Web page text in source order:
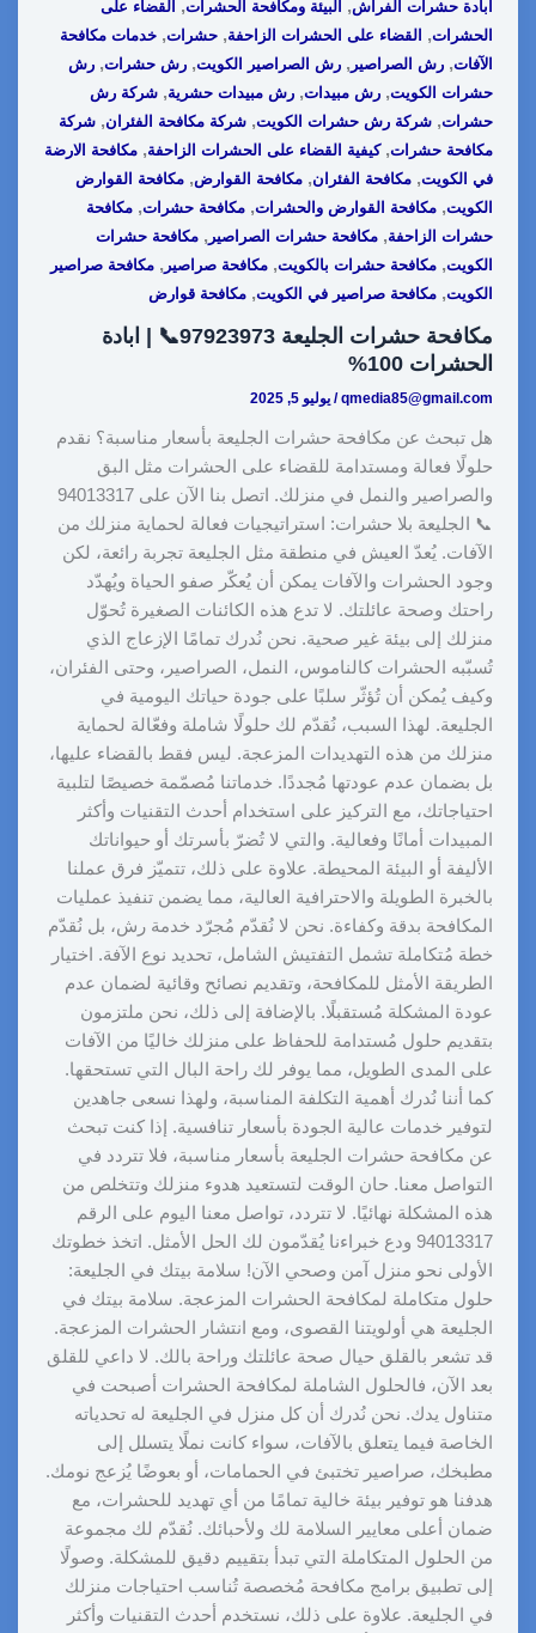
b
o
o
k
s
A
p
p
e
r
e
s
t
i
t
e
d
I
n
L
i
n
k
e
ابادة حشرات الفراش, البيئة ومكافحة الحشرات, القضاء على
الحشرات, القضاء على الحشرات الزاحفة,حشرات,خدمات مكافحة
الآفات,رش الصراصير ,رش الصراصير الكويت,رش حشرات,رش
حشرات الكويت,رش مبيدات,رش مبيدات حشرية,شركة رش
حشرات,شركة رش حشرات الكويت,شركة مكافحة الفئران,شركة
مكافحة حشرات,كيفية القضاء على الحشرات الزاحفة,مكافحة الارضة
في الكويت,مكافحة الفئران,مكافحة القوارض,مكافحة القوارض
الكويت,مكافحة القوارض والحشرات,مكافحة حشرات,مكافحة
حشرات الزاحفة,مكافحة حشرات الصراصير ,مكافحة حشرات
الكويت,مكافحة حشرات بالكويت,مكافحة صراصير ,مكافحة صراصير
الكويت,مكافحة صراصير في الكويت,مكافحة قوارض
مكافحة حشرات الجليعة 97923973📞 | ابادة
الحشرات 100%
qmedia85@gmail.com
/يوليو 5, 2025
هل تبحث عن مكافحة حشرات الجليعة بأسعار مناسبة؟ نقدم
حلولًا فعالة ومستدامة للقضاء على الحشرات مثل البق
والصراصير والنمل في منزلك. اتصل بنا الآن على 94013317
📞 الجليعة بلا حشرات: استراتيجيات فعالة لحماية منزلك من
الآفات. يُعدّ العيش في منطقة مثل الجليعة تجربة رائعة، لكن
وجود الحشرات والآفات يمكن أن يُعكّر صفو الحياة ويُهدّد
راحتك وصحة عائلتك. لا تدع هذه الكائنات الصغيرة تُحوّل
منزلك إلى بيئة غير صحية. نحن نُدرك تمامًا الإزعاج الذي
تُسبّبه الحشرات كالناموس، النمل، الصراصير، وحتى الفئران،
وكيف يُمكن أن تُؤثّر سلبًا على جودة حياتك اليومية في
الجليعة. لهذا السبب، نُقدّم لك حلولًا شاملة وفعّالة لحماية
منزلك من هذه التهديدات المزعجة. ليس فقط بالقضاء عليها،
بل بضمان عدم عودتها مُجددًا. خدماتنا مُصمّمة خصيصًا لتلبية
احتياجاتك، مع التركيز على استخدام أحدث التقنيات وأكثر
المبيدات أمانًا وفعالية. والتي لا تُضرّ بأسرتك أو حيواناتك
الأليفة أو البيئة المحيطة. علاوة على ذلك، تتميّز فرق عملنا
بالخبرة الطويلة والاحترافية العالية، مما يضمن تنفيذ عمليات
المكافحة بدقة وكفاءة. نحن لا نُقدّم مُجرّد خدمة رش، بل نُقدّم
خطة مُتكاملة تشمل التفتيش الشامل، تحديد نوع الآفة. اختيار
الطريقة الأمثل للمكافحة، وتقديم نصائح وقائية لضمان عدم
عودة المشكلة مُستقبلًا. بالإضافة إلى ذلك، نحن ملتزمون
بتقديم حلول مُستدامة للحفاظ على منزلك خاليًا من الآفات
على المدى الطويل، مما يوفر لك راحة البال التي تستحقها.
كما أننا نُدرك أهمية التكلفة المناسبة، ولهذا نسعى جاهدين
لتوفير خدمات عالية الجودة بأسعار تنافسية. إذا كنت تبحث
عن مكافحة حشرات الجليعة بأسعار مناسبة، فلا تتردد في
التواصل معنا. حان الوقت لتستعيد هدوء منزلك وتتخلص من
هذه المشكلة نهائيًا. لا تتردد، تواصل معنا اليوم على الرقم
94013317 ودع خبراءنا يُقدّمون لك الحل الأمثل. اتخذ خطوتك
الأولى نحو منزل آمن وصحي الآن! سلامة بيتك في الجليعة:
حلول متكاملة لمكافحة الحشرات المزعجة. سلامة بيتك في
الجليعة هي أولويتنا القصوى، ومع انتشار الحشرات المزعجة.
قد تشعر بالقلق حيال صحة عائلتك وراحة بالك. لا داعي للقلق
بعد الآن، فالحلول الشاملة لمكافحة الحشرات أصبحت في
متناول يدك. نحن نُدرك أن كل منزل في الجليعة له تحدياته
الخاصة فيما يتعلق بالآفات، سواء كانت نملًا يتسلل إلى
مطبخك، صراصير تختبئ في الحمامات، أو بعوضًا يُزعج نومك.
هدفنا هو توفير بيئة خالية تمامًا من أي تهديد للحشرات، مع
ضمان أعلى معايير السلامة لك ولأحبائك. نُقدّم لك مجموعة
من الحلول المتكاملة التي تبدأ بتقييم دقيق للمشكلة. وصولًا
إلى تطبيق برامج مكافحة مُخصصة تُناسب احتياجات منزلك
في الجليعة. علاوة على ذلك، نستخدم أحدث التقنيات وأكثر